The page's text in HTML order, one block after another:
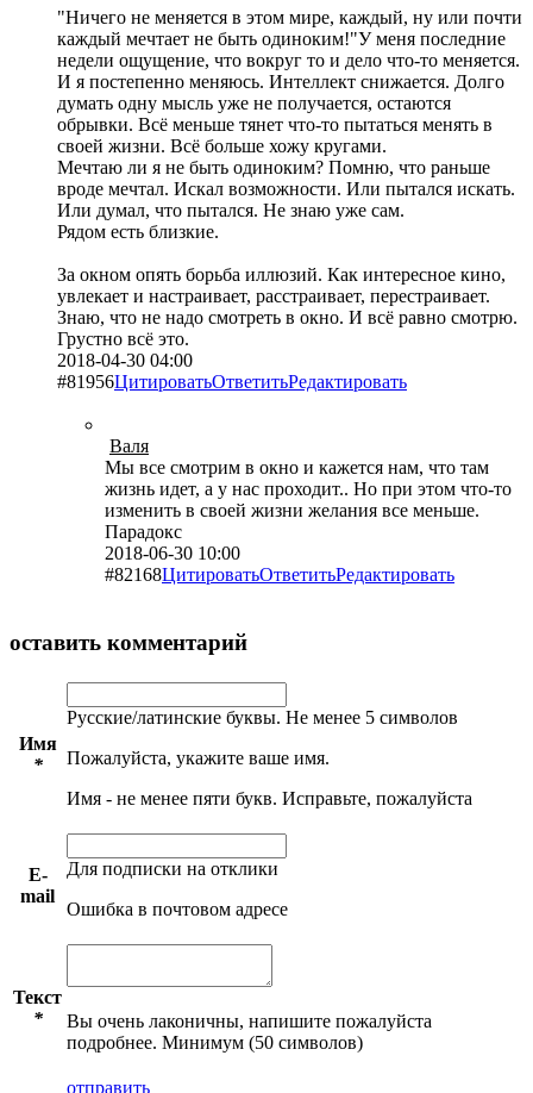
Ничего не меняется в этом мире, каждый, ну или почти
каждый мечтает не быть одиноким! У меня последние
недели ощущение, что вокруг то и дело что-то меняется.
И я постепенно меняюсь. Интеллект снижается. Долго
думать одну мысль уже не получается, остаются
обрывки. Всё меньше тянет что-то пытаться менять в
своей жизни. Всё больше хожу кругами.
Мечтаю ли я не быть одиноким? Помню, что раньше
вроде мечтал. Искал возможности. Или пытался искать.
Или думал, что пытался. Не знаю уже сам.
Рядом есть близкие.
За окном опять борьба иллюзий. Как интересное кино,
увлекает и настраивает, расстраивает, перестраивает.
Знаю, что не надо смотреть в окно. И всё равно смотрю.
Грустно всё это.
2018-04-30 04:00
#81956ЦитироватьОтветитьРедактировать
Валя
Мы все смотрим в окно и кажется нам, что там
жизнь идет, а у нас проходит.. Но при этом что-то
изменить в своей жизни желания все меньше.
Парадокс
2018-06-30 10:00
#82168ЦитироватьОтветитьРедактировать
оставить комментарий
Имя
*
Русские/латинские буквы. Не менее 5 символов
Пожалуйста, укажите ваше имя.
Имя - не менее пяти букв. Исправьте, пожалуйста
E-
mail
Для подписки на отклики
Ошибка в почтовом адресе
Текст
*
Вы очень лаконичны, напишите пожалуйста
подробнее. Минимум (50 символов)
отправить